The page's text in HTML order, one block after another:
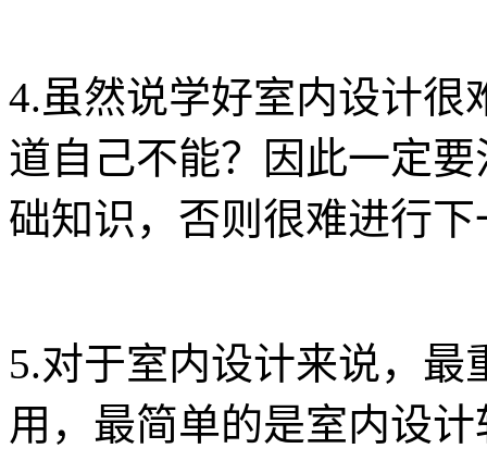
4.虽然说学好室内设计很
道自己不能？因此一定
础知识，否则很难进行
5.对于室内设计来说，
用，最简单的是室内设